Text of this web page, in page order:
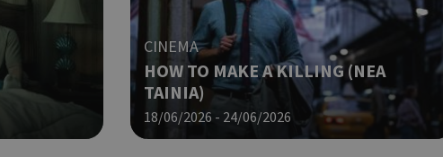
CINEMA
HOW TO MAKE A KILLING (ΝΕΑ
ΤΑΙΝΙΑ)
18/06/2026 - 24/06/2026